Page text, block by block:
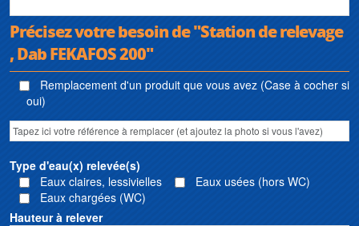
Précisez votre besoin de "Station de relevage
, Dab FEKAFOS 200"
Remplacement d'un produit que vous avez (Case à cocher si
oui)
Type d'eau(x) relevée(s)
Eaux claires, lessivielles
Eaux usées (hors WC)
Eaux chargées (WC)
Hauteur à relever